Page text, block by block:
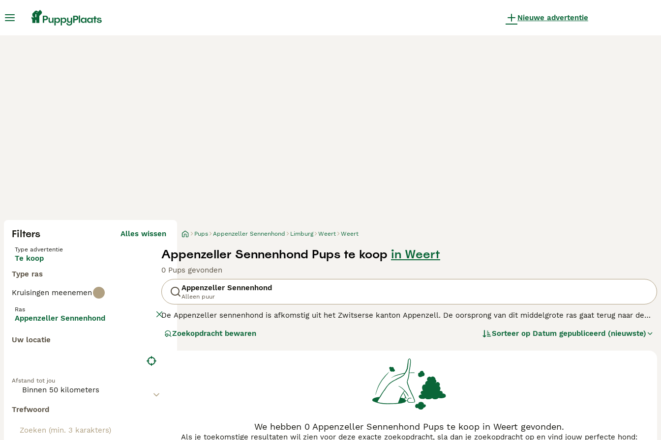
Nieuwe advertentie
Filters Alles wissen
Type advertentie
Te koop
Type ras
Kruisingen meenemen
Ras
Appenzeller Sennenhond
Uw locatie
Afstand tot jou
Trefwoord
Pups Appenzeller Sennenhond Limburg Weert Weert
Appenzeller Sennenhond Pups te koop in Weert
0 Pups gevonden
Appenzeller Sennenhond
Alleen puur
De Appenzeller sennenhond is afkomstig uit het Zwitserse kanton Appenzell. De oorsprong van dit middelgrote ras gaat terug naar de
en als waakhond. Zij behoren samen met de Berner Sennenhond, Grote Zwitser en Entlebucher tot de vier Sennenhondenrassen. Bij alle
Lees onze Appenzeller Sennenhond adviespagina voor informatie over dit hondenras.
Zoekopdracht bewaren Sorteer op Datum gepubliceerd (nieuwste)
We hebben 0 Appenzeller Sennenhond Pups te koop in Weert gevonden.
Als je toekomstige resultaten wil zien voor deze exacte zoekopdracht, sla dan je zoekopdracht op en vind jouw perfecte hond: